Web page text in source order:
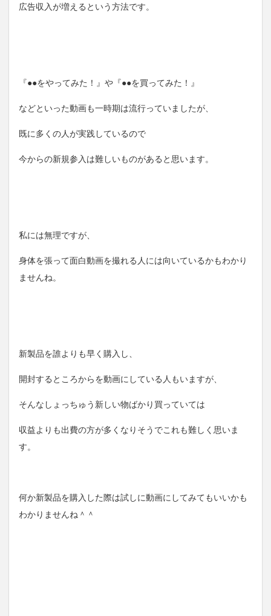
広告収入が増えるという方法です。
『●●をやってみた！』や『●●を買ってみた！』
などといった動画も一時期は流行っていましたが、
既に多くの人が実践しているので
今からの新規参入は難しいものがあると思います。
私には無理ですが、
身体を張って面白動画を撮れる人には向いているかもわかり
ませんね。
新製品を誰よりも早く購入し、
開封するところからを動画にしている人もいますが、
そんなしょっちゅう新しい物ばかり買っていては
収益よりも出費の方が多くなりそうでこれも難しく思いま
す。
何か新製品を購入した際は試しに動画にしてみてもいいかも
わかりませんね＾＾